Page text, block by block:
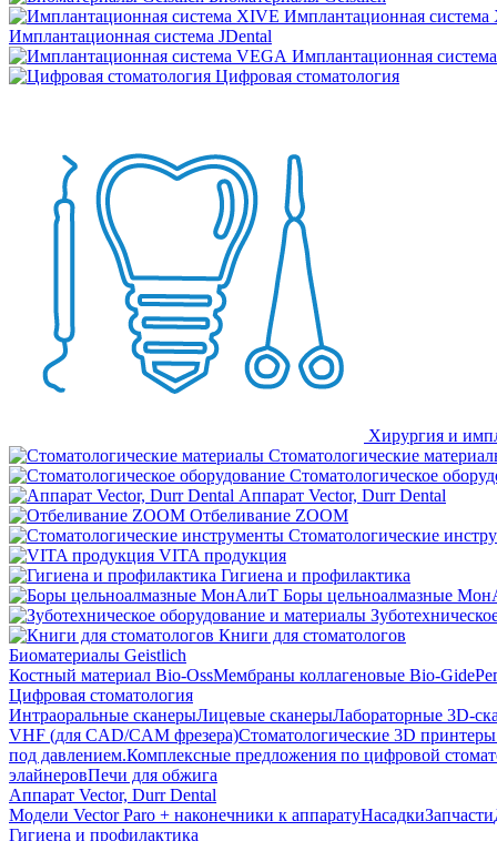
Имплантационная
Имплантационная система JDental
Имплантационная
Цифровая стоматология
Хирургия и
Стоматологические
Стоматологическое
Аппарат Vector, Durr Dental
Отбеливание ZOOM
Стоматологические
VITA продукция
Гигиена и профилактика
Боры цельноалмазные
Книги для стоматологов
Биоматериалы Geistlich
Костный материал Bio-OssМембраны коллагеновые Bio-Gide
Цифровая стоматология
Интраоральные сканерыЛицевые сканерыЛабораторные 3D-
VHF (для CAD/CAM фрезера)Стоматологические 3D
под давлением.Комплексные предложения по цифровой
элайнеровПечи для обжига
Аппарат Vector, Durr Dental
Модели Vector Paro + наконечники к аппаратуНасадкиЗапчасти
Гигиена и профилактика